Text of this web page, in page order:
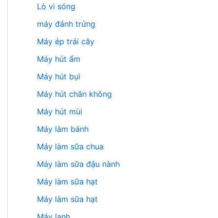
Lò vi sóng
máy đánh trứng
Máy ép trái cây
Máy hút ẩm
Máy hút bụi
Máy hút chân không
Máy hút mùi
Máy làm bánh
Máy làm sữa chua
Máy làm sữa đậu nành
Máy làm sữa hạt
Máy làm sữa hạt